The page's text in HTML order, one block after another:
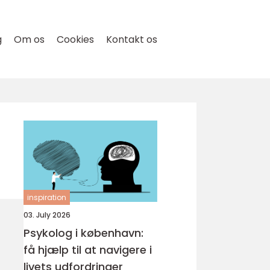
Om os Cookies Kontakt os
inspiration
03. July 2026
Psykolog i københavn:
få hjælp til at navigere i
livets udfordringer